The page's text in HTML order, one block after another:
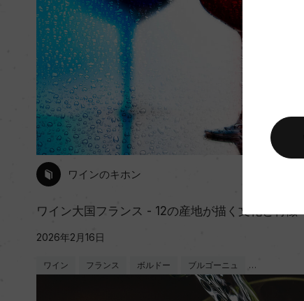
ワインのキホン
ワイン大国フランス - 12の産地が描く文化と特徴
2026年2月16日
ワイン フランス ボルドー ブルゴーニュ …